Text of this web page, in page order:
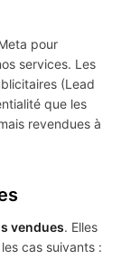
pour
services. Les
(Lead
que les
revendues à
vendues. Elles
cas suivants :